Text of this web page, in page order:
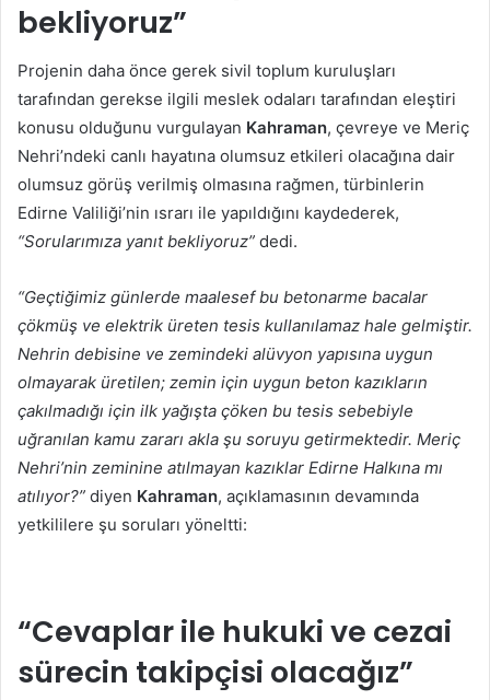
bekliyoruz”
Projenin daha önce gerek sivil toplum kuruluşları
tarafından gerekse ilgili meslek odaları tarafından eleştiri
konusu olduğunu vurgulayan Kahraman, çevreye ve Meriç
Nehri’ndeki canlı hayatına olumsuz etkileri olacağına dair
olumsuz görüş verilmiş olmasına rağmen, türbinlerin
Edirne Valiliği’nin ısrarı ile yapıldığını kaydederek,
“Sorularımıza yanıt bekliyoruz” dedi.
“Geçtiğimiz günlerde maalesef bu betonarme bacalar
çökmüş ve elektrik üreten tesis kullanılamaz hale gelmiştir.
Nehrin debisine ve zemindeki alüvyon yapısına uygun
olmayarak üretilen; zemin için uygun beton kazıkların
çakılmadığı için ilk yağışta çöken bu tesis sebebiyle
uğranılan kamu zararı akla şu soruyu getirmektedir. Meriç
Nehri’nin zeminine atılmayan kazıklar Edirne Halkına mı
atılıyor?” diyen Kahraman, açıklamasının devamında
yetkililere şu soruları yöneltti:
“Cevaplar ile hukuki ve cezai
sürecin takipçisi olacağız”